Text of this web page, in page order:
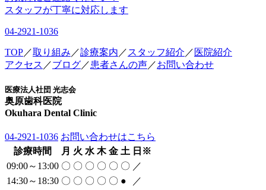
スタッフが丁寧に対応します
04-2921-1036
TOP／取り組み ／診療案内 ／ スタッフ紹介 ／ 医院紹介
アクセス ／ブログ／患者さんの声／お問い合わせ
医療法人社団 光志会
奥原歯科医院
Okuhara Dental Clinic
04-2921-1036 お問い合わせはこちら
診療時間
月 火 水 木 金 土 日 ※
09:00～13:00 〇 〇 〇 〇 〇 〇 ／
14:30～18:30 〇 〇 〇 〇 〇 ●
／